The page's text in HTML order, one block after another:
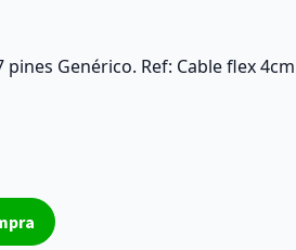
pines Genérico. Ref: Cable flex